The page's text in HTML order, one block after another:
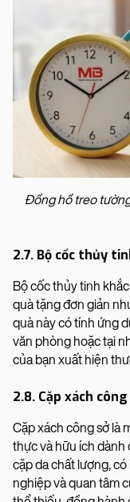
Đồng hồ treo
2.7. Bộ cốc thủy
Bộ cốc thủy tinh
quà tặng đơn giản
quà này có tính ứng
văn phòng hoặc tại
của bạn xuất hiện
2.8. Cặp xách
Cặp xách công sở là
thực và hữu ích dành
cặp da chất lượng,
nghiệp và quan tâm